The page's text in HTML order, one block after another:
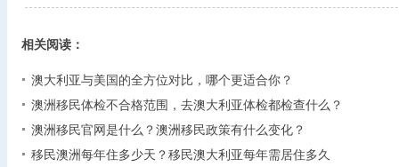
相关阅读：
澳大利亚与美国的全方位对比，哪个更适合你？
澳洲移民体检不合格范围，去澳大利亚体检都检查什么？
澳洲移民官网是什么？澳洲移民政策有什么变化？
移民澳洲每年住多少天？移民澳大利亚每年需居住多久